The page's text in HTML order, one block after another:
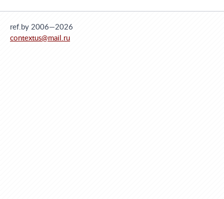
ref.by 2006—2026
contextus@mail.ru